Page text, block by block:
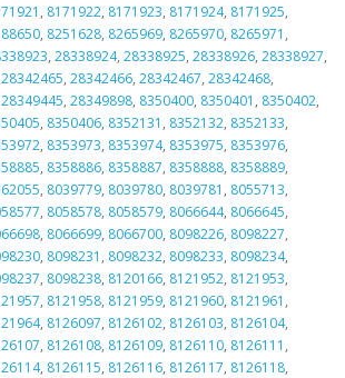
, 8171922, 8171923, 8171924, 8171925,
, 8251628, 8265969, 8265970, 8265971 ,
, 28338924, 28338925, 28338926, 28338927,
28342465, 28342466, 28342467, 28342468,
28349445, 28349898, 8350400, 8350401 , 8350402,
, 8350406, 8352131 , 8352132, 8352133,
, 8353973, 8353974, 8353975, 8353976,
, 8358886, 8358887, 8358888, 8358889,
, 8039779, 8039780, 8039781 , 8055713,
, 8058578, 8058579, 8066644, 8066645,
, 8066699, 8066700, 8098226, 8098227,
, 8098231 , 8098232, 8098233, 8098234,
, 8098238, 8120166, 8121952, 8121953,
, 8121958, 8121959, 8121960, 8121961 ,
, 8126097, 8126102, 8126103, 8126104,
, 8126108, 8126109, 8126110, 8126111 ,
, 8126115, 8126116, 8126117, 8126118,